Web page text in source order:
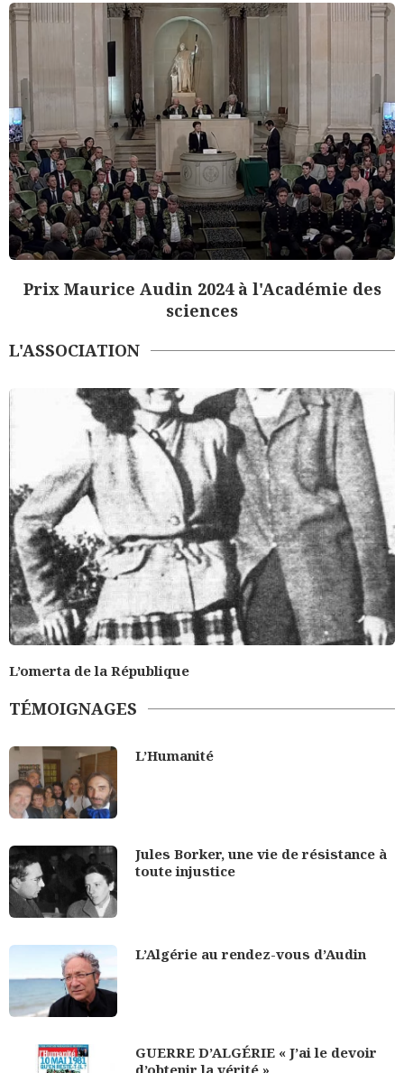
Prix Maurice Audin 2024 à l'Académie des
sciences
L'ASSOCIATION
L’omerta de la République
TÉMOIGNAGES
L’Humanité
Jules Borker, une vie de résistance à
toute injustice
L’Algérie au rendez-vous d’Audin
GUERRE D’ALGÉRIE « J’ai le devoir
d’obtenir la vérité »